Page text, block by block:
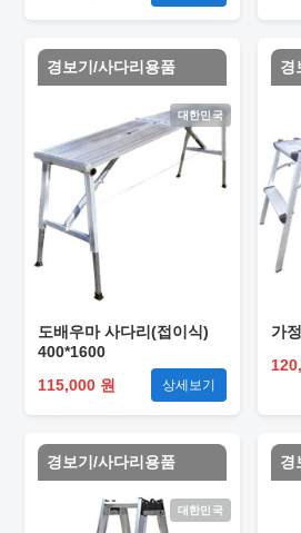
경보기/사다리용품
대한민국
도배우마 사다리(접이식)
400*1600
115,000 원
상세보기
경
가
경보기/사다리용품
대한민국
경